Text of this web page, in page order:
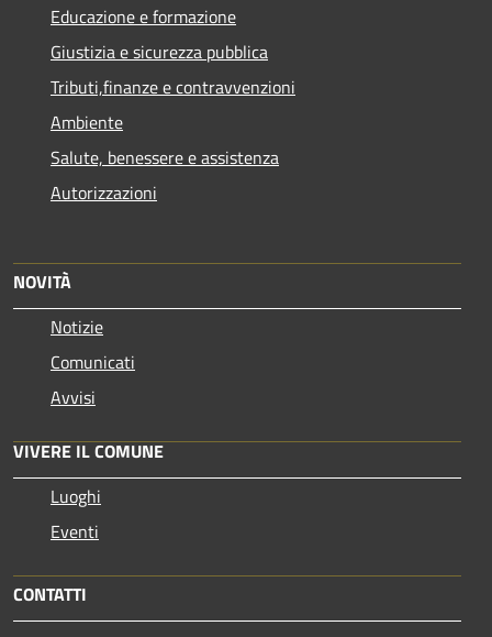
Educazione e formazione
Giustizia e sicurezza pubblica
Tributi,finanze e contravvenzioni
Ambiente
Salute, benessere e assistenza
Autorizzazioni
NOVITÀ
Notizie
Comunicati
Avvisi
VIVERE IL COMUNE
Luoghi
Eventi
CONTATTI